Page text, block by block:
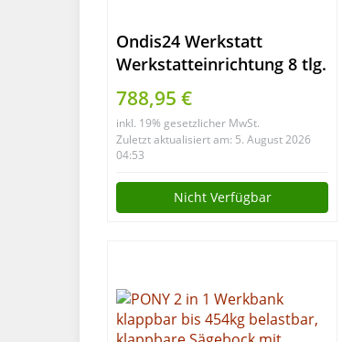
Ondis24 Werkstatt
Werkstatteinrichtung 8 tlg.
grau Werkbank
Werkzeugschrank
Lochwand
788,95 €
inkl. 19% gesetzlicher MwSt.
Zuletzt aktualisiert am: 5. August 2026
04:53
Nicht Verfügbar